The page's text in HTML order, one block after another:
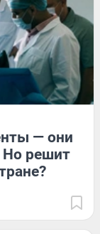
— они
Но решит